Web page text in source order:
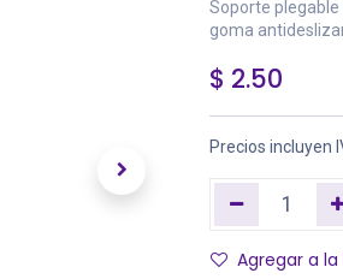
Soporte
goma
$ 2.50
Precios incluyen
Agregar a